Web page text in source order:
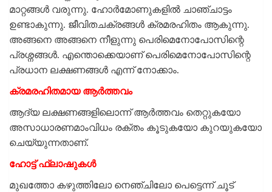
മാറ്റങ്ങൾ വരുന്നു. ഹോർമോണുകളിൽ ചാഞ്ചാട്ടം
ഉണ്ടാകുന്നു. ജീവിതചക്രങ്ങൾ ക്രമരഹിതം ആകുന്നു.
അങ്ങനെ അങ്ങനെ നീളുന്നു പെരിമെനോപോസിന്റെ
പ്രശ്നങ്ങൾ. എന്തൊക്കെയാണ് പെരിമെനോപോസിന്റെ
പ്രധാന ലക്ഷണങ്ങൾ എന്ന് നോക്കാം.
ക്രമരഹിതമായ ആർത്തവം
ആദ്യ ലക്ഷണങ്ങളിലൊന്ന് ആർത്തവം തെറ്റുകയോ
അസാധാരണമാംവിധം രക്തം കൂടുകയോ കുറയുകയോ
ചെയ്യുന്നതാണ്.
ഹോട്ട് ഫ്ലാഷുകൾ
മുഖത്തോ കഴുത്തിലോ നെഞ്ചിലോ പെട്ടെന്ന് ചൂട്